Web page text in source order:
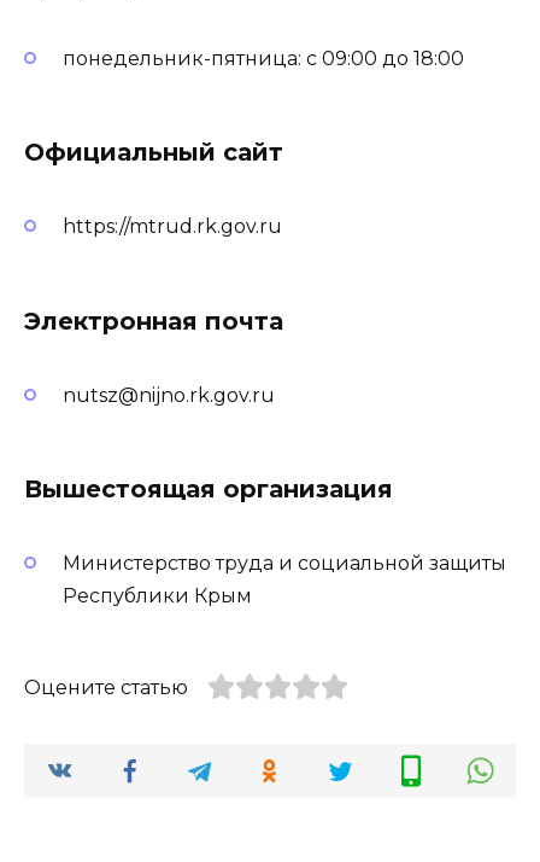
понедельник-пятница: с 09:00 до 18:00
Официальный сайт
https://mtrud.rk.gov.ru
Электронная почта
nutsz@nijno.rk.gov.ru
Вышестоящая организация
Министерство труда и социальной защиты
Республики Крым
Оцените статью